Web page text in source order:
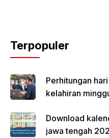
Terpopuler
Perhitungan
kelahiran
Download
jawa tengah